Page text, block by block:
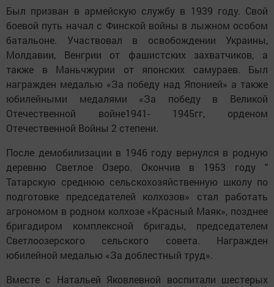
Был призван в армейскую службу в 1939 году. Cвой
боевой путь начал с Финской войны в лыжном особом
батальоне. Участвовал в освобождении Украины,
Молдавии, Венгрии от фашистских захватчиков, а
также в Маньчжурии от японских самураев. Был
награжден медалью «За победу над Японией» а также
юбилейными медалями «За победу в Великой
Отечественной войне1941- 1945гг, орденом
Отечественной Войны 2 степени.
После демобилизации в 1946 году вернулся в родную
деревню Светлое Озеро. Окончив в 1953 году "
Татарскую среднюю сельскохозяйственную школу по
подготовке председателей колхозов» стал работать
агрономом в родном колхозе «Красный Маяк», позднее
бригадиром комплексной бригады, председателем
Светлоозерского сельского совета. Награжден
юбилейной медалью «За доблестный труд».
Вместе с Натальей Яковлевной воспитали шестерых